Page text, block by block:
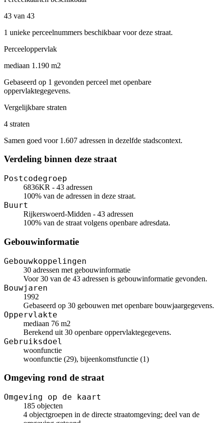
43 van 43
1 unieke perceelnummers beschikbaar voor deze straat.
Perceeloppervlak
mediaan 1.190 m2
Gebaseerd op 1 gevonden perceel met openbare
oppervlaktegegevens.
Vergelijkbare straten
4 straten
Samen goed voor 1.607 adressen in dezelfde stadscontext.
Verdeling binnen deze straat
Postcodegroep
6836KR - 43 adressen
100% van de adressen in deze straat.
Buurt
Rijkerswoerd-Midden - 43 adressen
100% van de straat volgens openbare adresdata.
Gebouwinformatie
Gebouwkoppelingen
30 adressen met gebouwinformatie
Voor 30 van de 43 adressen is gebouwinformatie gevonden.
Bouwjaren
1992
Gebaseerd op 30 gebouwen met openbare bouwjaargegevens.
Oppervlakte
mediaan 76 m2
Berekend uit 30 openbare oppervlaktegegevens.
Gebruiksdoel
woonfunctie
woonfunctie (29), bijeenkomstfunctie (1)
Omgeving rond de straat
Omgeving op de kaart
185 objecten
4 objectgroepen in de directe straatomgeving; deel van de